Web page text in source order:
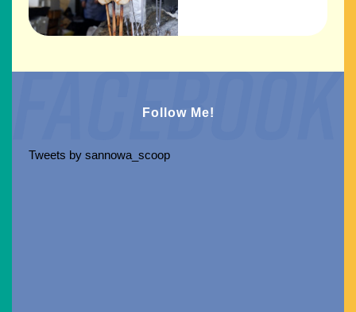
Follow Me!
Tweets by sannowa_scoop